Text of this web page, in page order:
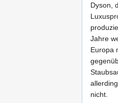
Dyson,
Jahre
Europa
nicht.